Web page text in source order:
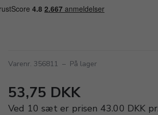
Varenr. 356811 – På lager
53,75 DKK
Ved 10 sæt er prisen 43.00 DKK